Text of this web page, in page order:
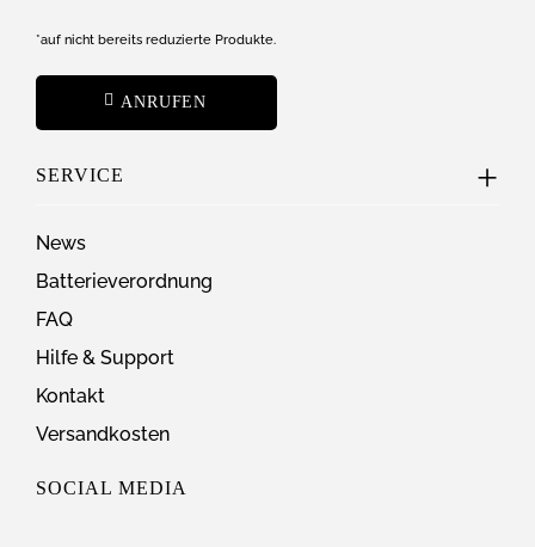
*auf nicht bereits reduzierte Produkte.
ANRUFEN
SERVICE
News
Batterieverordnung
FAQ
Hilfe & Support
Kontakt
Versandkosten
SOCIAL MEDIA